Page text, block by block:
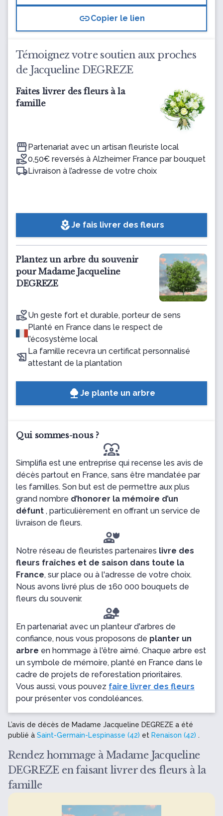
linkCopier le lien
Témoignez votre soutien aux proches
de Jacqueline DEGREZE
Faites livrer des fleurs à la
famille
Partenariat avec un artisan fleuriste local
0,50€ reversés à Alzheimer France par bouquet
Livraison à l’adresse de votre choix
local_floristJe fais livrer des fleurs
Plantez un arbre du souvenir
pour Madame Jacqueline
DEGREZE
Un geste fort et durable, porteur de sens
Planté en France dans le respect de
l’écosystème local
La famille recevra un certificat personnalisé
attestant de la plantation
Je plante un arbre
Qui sommes-nous ?
diversity_1
Simplifia est une entreprise qui recense les avis de
décès partout en France, sans être mandatée par
les familles. Son but est de permettre aux plus
grand nombre d’honorer la mémoire d’un
défunt , particulièrement en offrant un service de
livraison de fleurs.
Notre réseau de fleuristes partenaires livre des
fleurs fraîches et de saison dans toute la
France, sur place ou à l'adresse de votre choix.
Nous avons livré plus de 160 000 bouquets de
fleurs du souvenir.
En partenariat avec un planteur d'arbres de
confiance, nous vous proposons de planter un
arbre en hommage à l'être aimé. Chaque arbre est
un symbole de mémoire, planté en France dans le
cadre de projets de reforestation prioritaires.
Vous aussi, vous pouvez faire livrer des fleurs
pour présenter vos condoléances.
L’avis de décès de Madame Jacqueline DEGREZE a été
publié à Saint-Germain-Lespinasse (42) et Renaison (42) .
Rendez hommage à Madame Jacqueline
DEGREZE en faisant livrer des fleurs à la
famille